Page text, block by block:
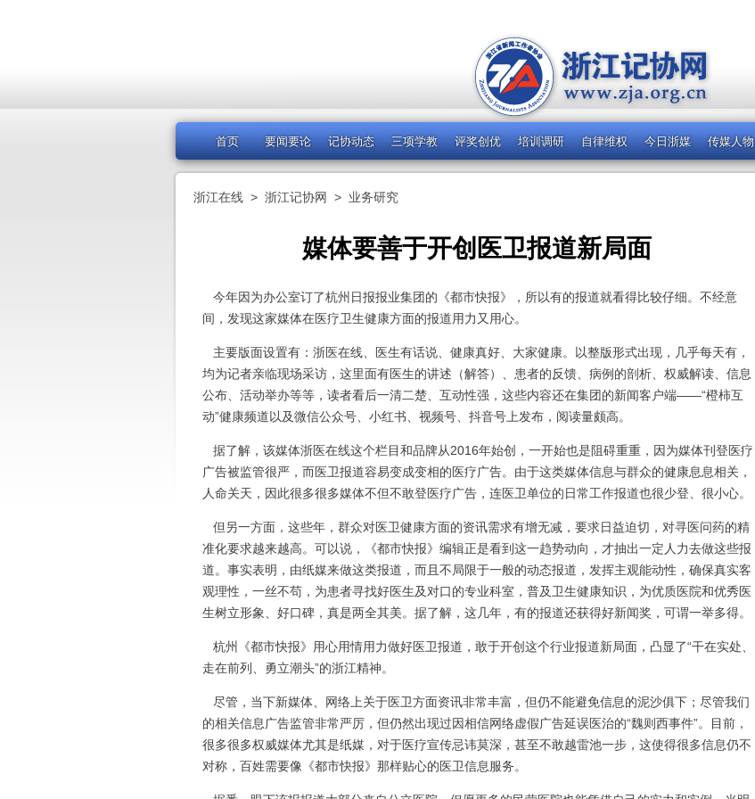
首页 要闻要论 记协动态 三项学教 评奖创优 培训调研 自律维权 今日浙媒 传媒人物
浙江在线 > 浙江记协网 > 业务研究
媒体要善于开创医卫报道新局面
今年因为办公室订了杭州日报报业集团的《都市快报》，所以有的报道就看得比较仔细。不经意
间，发现这家媒体在医疗卫生健康方面的报道用力又用心。
主要版面设置有：浙医在线、医生有话说、健康真好、大家健康。以整版形式出现，几乎每天有，
均为记者亲临现场采访，这里面有医生的讲述（解答）、患者的反馈、病例的剖析、权威解读、信息
公布、活动举办等等，读者看后一清二楚、互动性强，这些内容还在集团的新闻客户端——“橙柿互
动”健康频道以及微信公众号、小红书、视频号、抖音号上发布，阅读量颇高。
据了解，该媒体浙医在线这个栏目和品牌从2016年始创，一开始也是阻碍重重，因为媒体刊登医疗
广告被监管很严，而医卫报道容易变成变相的医疗广告。由于这类媒体信息与群众的健康息息相关，
人命关天，因此很多很多媒体不但不敢登医疗广告，连医卫单位的日常工作报道也很少登、很小心。
但另一方面，这些年，群众对医卫健康方面的资讯需求有增无减，要求日益迫切，对寻医问药的精
准化要求越来越高。可以说，《都市快报》编辑正是看到这一趋势动向，才抽出一定人力去做这些报
道。事实表明，由纸媒来做这类报道，而且不局限于一般的动态报道，发挥主观能动性，确保真实客
观理性，一丝不苟，为患者寻找好医生及对口的专业科室，普及卫生健康知识，为优质医院和优秀医
生树立形象、好口碑，真是两全其美。据了解，这几年，有的报道还获得好新闻奖，可谓一举多得。
杭州《都市快报》用心用情用力做好医卫报道，敢于开创这个行业报道新局面，凸显了“干在实处、
走在前列、勇立潮头”的浙江精神。
尽管，当下新媒体、网络上关于医卫方面资讯非常丰富，但仍不能避免信息的泥沙俱下；尽管我们
的相关信息广告监管非常严厉，但仍然出现过因相信网络虚假广告延误医治的“魏则西事件”。目前，
很多很多权威媒体尤其是纸媒，对于医疗宣传忌讳莫深，甚至不敢越雷池一步，这使得很多信息仍不
对称，百姓需要像《都市快报》那样贴心的医卫信息服务。